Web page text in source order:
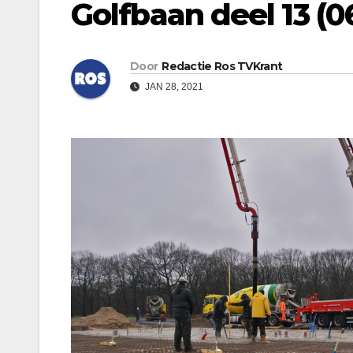
Golfbaan deel 13
Door Redactie Ros TVKrant
JAN 28, 2021